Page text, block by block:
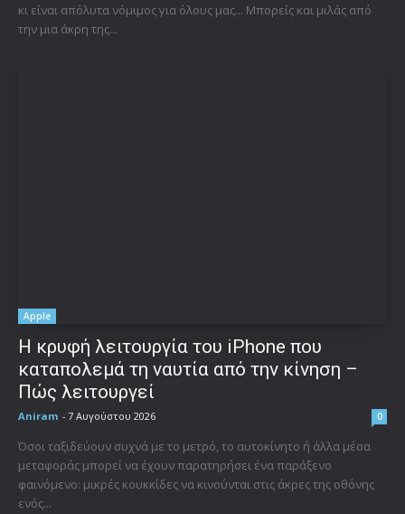
κι είναι απόλυτα νόμιμος για όλους μας... Μπορείς και μιλάς από
την μια άκρη της...
Apple
Η κρυφή λειτουργία του iPhone που
καταπολεμά τη ναυτία από την κίνηση –
Πώς λειτουργεί
Aniram - 7 Αυγούστου 2026 0
Όσοι ταξιδεύουν συχνά με το μετρό, το αυτοκίνητο ή άλλα μέσα
μεταφοράς μπορεί να έχουν παρατηρήσει ένα παράξενο
φαινόμενο: μικρές κουκκίδες να κινούνται στις άκρες της οθόνης
ενός...